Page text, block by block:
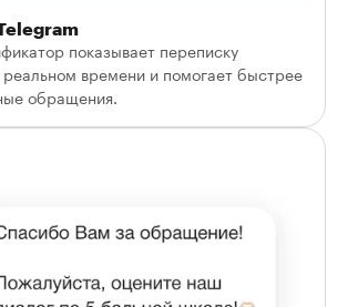
показывает переписку
реальном времени и помогает быстрее
обращения.